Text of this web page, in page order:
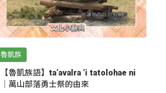
魯凱族
【魯凱族語】ta‘avalra ‘i tatolohae ni
｜萬山部落勇士祭的由來